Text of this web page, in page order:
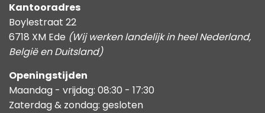
Kantooradres
Boylestraat 22
6718 XM Ede (Wij werken landelijk in heel Nederland,
België en Duitsland)
Openingstijden
Maandag - vrijdag: 08:30 - 17:30
Zaterdag & zondag: gesloten